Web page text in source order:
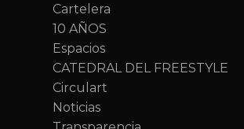
Cartelera
10 AÑOS
Espacios
CATEDRAL DEL FREESTYLE
Circulart
Noticias